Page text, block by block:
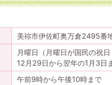
美祢市伊佐町奥万倉2495番
月曜日（月曜日が国民の祝
12月29日から翌年の1月3日
午前9時から午後10時まで